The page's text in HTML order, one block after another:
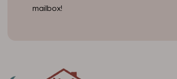
mailbox!